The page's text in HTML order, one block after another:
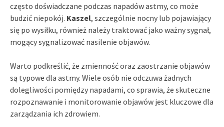
często doświadczane podczas napadów astmy, co może
budzić niepokój. Kaszel, szczególnie nocny lub pojawiający
się po wysiłku, również należy traktować jako ważny sygnał,
mogący sygnalizować nasilenie objawów.
Warto podkreślić, że zmienność oraz zaostrzanie objawów
są typowe dla astmy. Wiele osób nie odczuwa żadnych
dolegliwości pomiędzy napadami, co sprawia, że skuteczne
rozpoznawanie i monitorowanie objawów jest kluczowe dla
zarządzania ich zdrowiem.